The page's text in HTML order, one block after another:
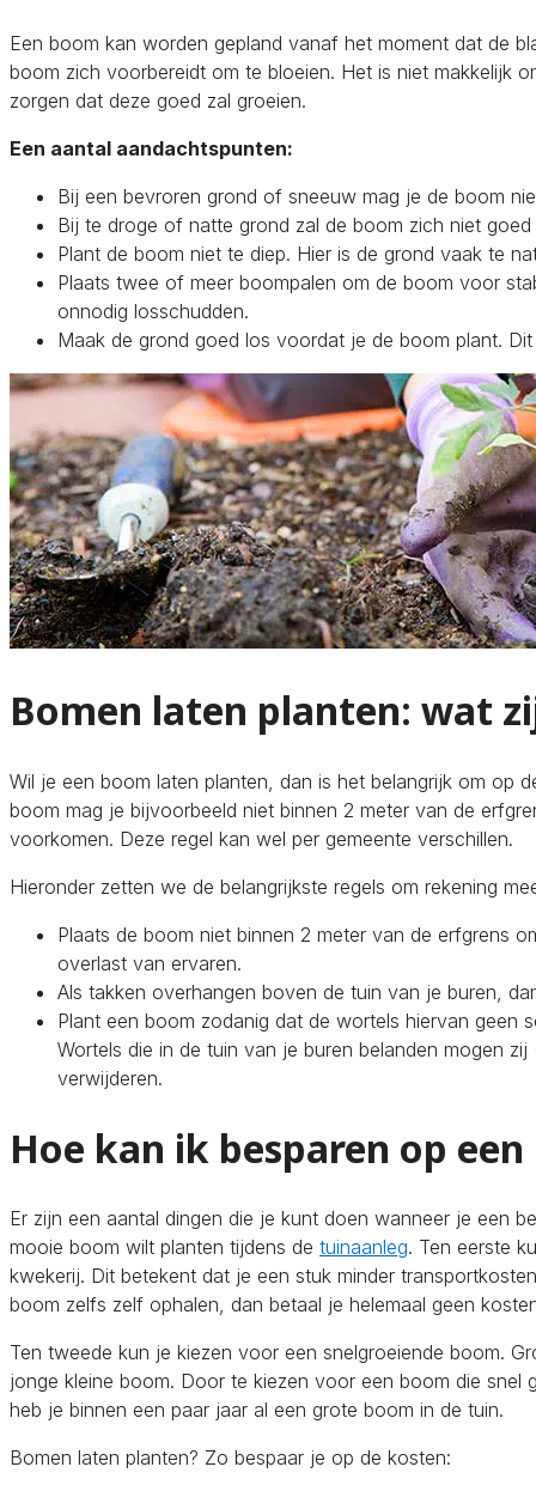
Een boom kan worden gepland vanaf het moment dat de
boom zich voorbereidt om te bloeien. Het is niet makkelijk
zorgen dat deze goed zal groeien.
Een aantal aandachtspunten:
Bij een bevroren grond of sneeuw mag je de boom
Bij te droge of natte grond zal de boom zich niet
Plant de boom niet te diep. Hier is de grond vaak te
Plaats twee of meer boompalen om de boom voor
onnodig losschudden.
Maak de grond goed los voordat je de boom plant.
Bomen laten planten: wat
Wil je een boom laten planten, dan is het belangrijk om op
boom mag je bijvoorbeeld niet binnen 2 meter van de
voorkomen. Deze regel kan wel per gemeente verschillen.
Hieronder zetten we de belangrijkste regels om rekening
Plaats de boom niet binnen 2 meter van de erfgrens
overlast van ervaren.
Als takken overhangen boven de tuin van je buren,
Plant een boom zodanig dat de wortels hiervan geen
Wortels die in de tuin van je buren belanden mogen
verwijderen.
Hoe kan ik besparen op
Er zijn een aantal dingen die je kunt doen wanneer je een
mooie boom wilt planten tijdens de tuinaanleg. Ten eerste
kwekerij. Dit betekent dat je een stuk minder
boom zelfs zelf ophalen, dan betaal je helemaal geen
Ten tweede kun je kiezen voor een snelgroeiende boom.
jonge kleine boom. Door te kiezen voor een boom die snel
heb je binnen een paar jaar al een grote boom in de tuin.
Bomen laten planten? Zo bespaar je op de kosten: